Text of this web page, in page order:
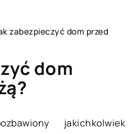
zabezpieczyć dom przed
dom
jakichkolwiek